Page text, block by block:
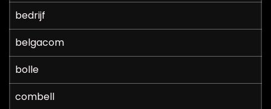
bedrijf
belgacom
bolle
combell